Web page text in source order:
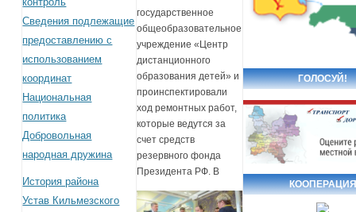
Сведения подлежащие
предоставлению с
использованием
координат
Национальная
политика
Добровольная
народная дружина
История района
Устав Кильмезского
государственное
общеобразовательное
учреждение «Центр
дистанционного
образования детей» и
проинспектировали
ход ремонтных работ,
которые ведутся за
счет средств
резервного фонда
Президента РФ. В
ГОЛОСУЙ!
КООПЕРАЦИЯ